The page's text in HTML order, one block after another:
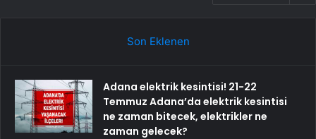
Son Eklenen
Adana elektrik kesintisi! 21-22
Temmuz Adana’da elektrik kesintisi
ne zaman bitecek, elektrikler ne
zaman gelecek?